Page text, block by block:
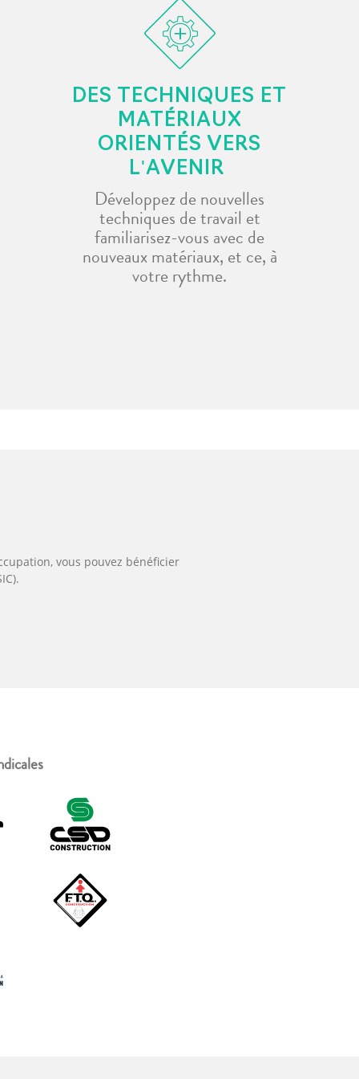
DES TECHNIQUES ET
MATÉRIAUX
ORIENTÉS VERS
L'AVENIR
Développez de nouvelles
techniques de travail et
familiarisez-vous avec de
nouveaux matériaux, et ce, à
votre rythme.
vous pouvez bénéficier